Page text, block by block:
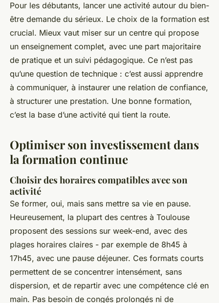
Pour les débutants, lancer une activité autour du bien-
être demande du sérieux. Le choix de la formation est
crucial. Mieux vaut miser sur un centre qui propose
un enseignement complet, avec une part majoritaire
de pratique et un suivi pédagogique. Ce n’est pas
qu’une question de technique : c’est aussi apprendre
à communiquer, à instaurer une relation de confiance,
à structurer une prestation. Une bonne formation,
c’est la base d’une activité qui tient la route.
Optimiser son investissement dans
la formation continue
Choisir des horaires compatibles avec son
activité
Se former, oui, mais sans mettre sa vie en pause.
Heureusement, la plupart des centres à Toulouse
proposent des sessions sur week-end, avec des
plages horaires claires - par exemple de 8h45 à
17h45, avec une pause déjeuner. Ces formats courts
permettent de se concentrer intensément, sans
dispersion, et de repartir avec une compétence clé en
main. Pas besoin de congés prolongés ni de